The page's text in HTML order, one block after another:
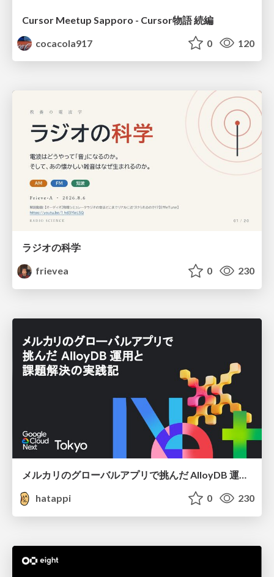
Cursor Meetup Sapporo - Cursor物語 続編
cocacola917
0 120
ラジオの科学
frievea
0 230
メルカリのグローバルアプリで挑んだ AlloyDB 運用と課題解決の実践記
hatappi
0 230